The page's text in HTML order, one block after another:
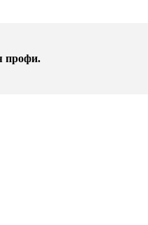
профи.​